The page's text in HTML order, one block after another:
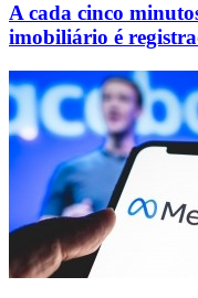
A cada cinco
imobiliário é